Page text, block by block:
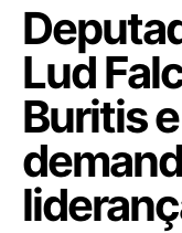
Lud
Buritis